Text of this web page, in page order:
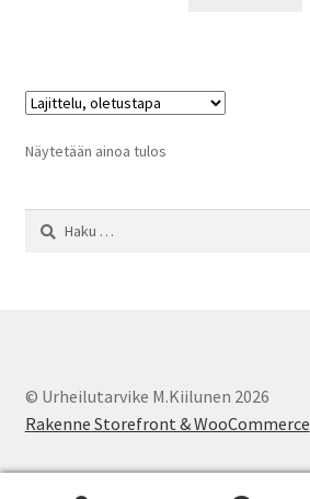
Näytetään ainoa tulos
Haku:
© Urheilutarvike M.Kiilunen 2026
Rakenne Storefront & WooCommerce